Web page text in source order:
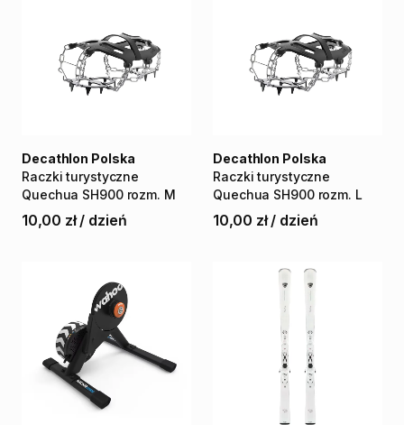
Raczki turystyczne
Quechua SH900 rozm. M
Decathlon Polska
10,00 zł / dzień
Raczki turystyczne
Quechua SH900 rozm. L
Decathlon Polska
10,00 zł / dzień